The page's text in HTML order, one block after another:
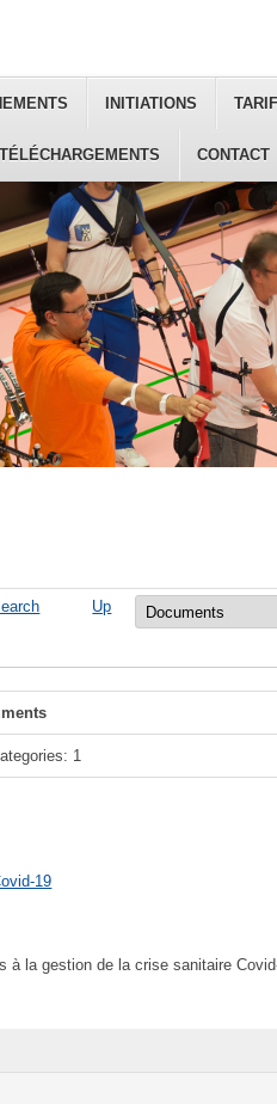
INITIATIONS
TÉLÉCHARGEMENTS CONTACT
Up
1
19
à la gestion de la crise sanitaire